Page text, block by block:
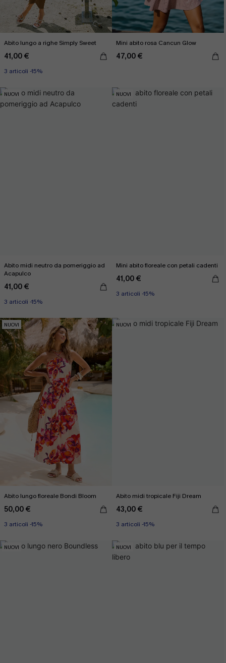
Abito lungo a righe Simply Sweet
41,00 €
3 articoli -15%
Mini abito rosa Cancun Glow
47,00 €
NUOVI
Abito midi neutro da pomeriggio ad
Acapulco
41,00 €
3 articoli -15%
NUOVI
Mini abito floreale con petali cadenti
41,00 €
3 articoli -15%
NUOVI
Abito lungo floreale Bondi Bloom
50,00 €
3 articoli -15%
NUOVI
Abito midi tropicale Fiji Dream
43,00 €
3 articoli -15%
NUOVI NUOVI